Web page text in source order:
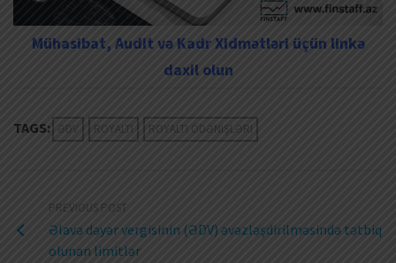
Mühasibat, Audit və Kadr Xidmətləri üçün linkə
daxil olun
TAGS: ƏDV ROYALTI ROYALTI ÖDƏNIŞLƏRI
PREVIOUS POST
Əlavə dəyər vergisinin (ƏDV) əvəzləşdirilməsində tətbiq
olunan limitlər